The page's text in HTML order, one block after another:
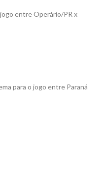
entre Operário/PR x
para o jogo entre Paraná